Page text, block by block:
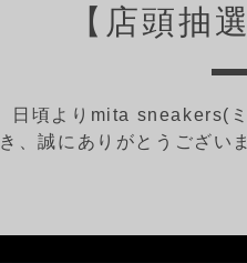
【店頭抽
日頃よりmita sneakers(
き、誠にありがとうござ